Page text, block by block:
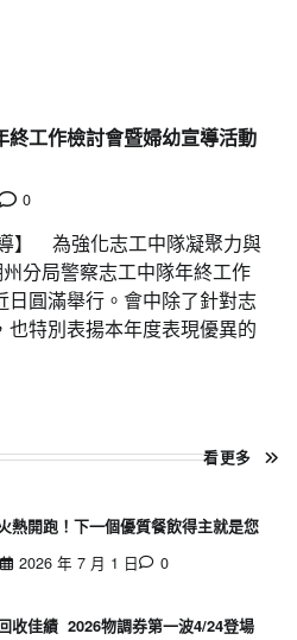
終工作檢討會暨婦幼宣導活動
0
】 為強化志工中隊凝聚力與
分局警察志工中隊年終工作
日圓滿舉行。會中除了針對志
特別表揚本年度表現優異的
看更多
熱開跑！下一個優質餐飲得主就是您
2026 年 7 月 1 日 0
收佳績 2026物調券第一波4/24登場